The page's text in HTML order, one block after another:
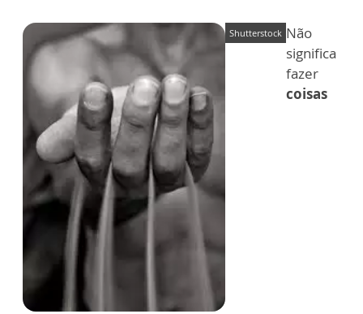
Shutterstock Não
significa
fazer
coisas